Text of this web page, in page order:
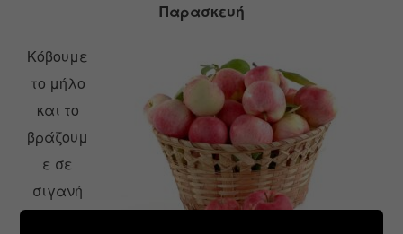
Παρασκευή
Κόβουμε
το μήλο
και το
βράζουμ
ε σε
σιγανή